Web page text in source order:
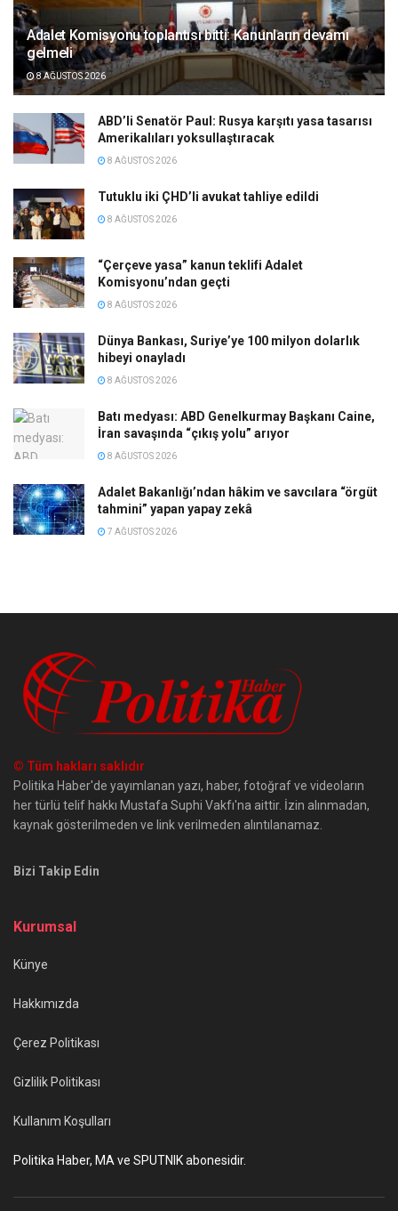
Adalet Komisyonu toplantısı bitti: Kanunların devamı
gelmeli
8 AĞUSTOS 2026
ABD’li Senatör Paul: Rusya karşıtı yasa tasarısı
Amerikalıları yoksullaştıracak
8 AĞUSTOS 2026
Tutuklu iki ÇHD’li avukat tahliye edildi
8 AĞUSTOS 2026
“Çerçeve yasa” kanun teklifi Adalet
Komisyonu’ndan geçti
8 AĞUSTOS 2026
Dünya Bankası, Suriye’ye 100 milyon dolarlık
hibeyi onayladı
8 AĞUSTOS 2026
Batı medyası: ABD Genelkurmay Başkanı Caine,
İran savaşında “çıkış yolu” arıyor
8 AĞUSTOS 2026
Adalet Bakanlığı’ndan hâkim ve savcılara “örgüt
tahmini” yapan yapay zekâ
7 AĞUSTOS 2026
© Tüm hakları saklıdır
Politika Haber'de yayımlanan yazı, haber, fotoğraf ve videoların
her türlü telif hakkı Mustafa Suphi Vakfı'na aittir. İzin alınmadan,
kaynak gösterilmeden ve link verilmeden alıntılanamaz.
Bizi Takip Edin
Kurumsal
Künye
Hakkımızda
Çerez Politikası
Gizlilik Politikası
Kullanım Koşulları
Politika Haber, MA ve SPUTNIK abonesidir.